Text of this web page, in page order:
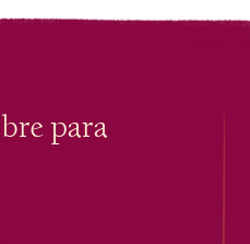
para